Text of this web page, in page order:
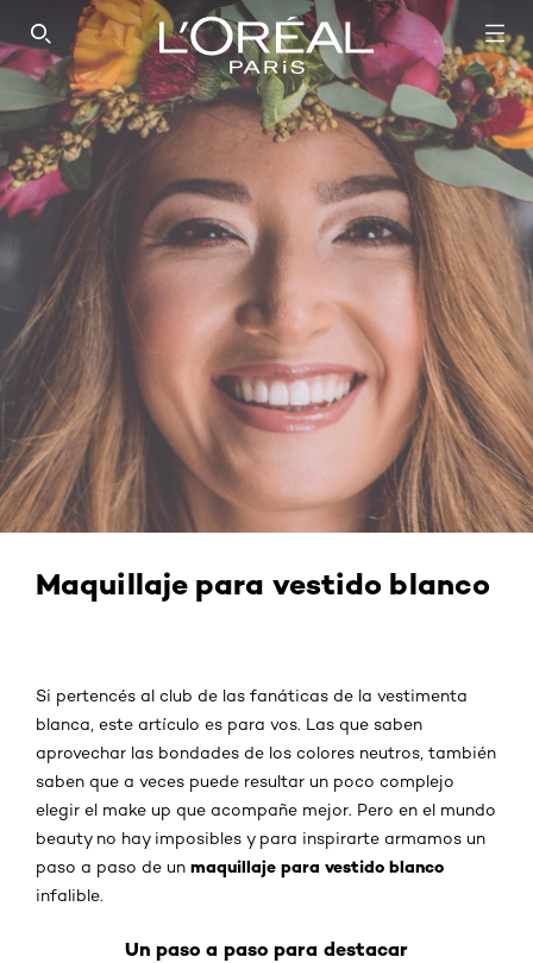
SEARCH THIS SITE
Maquillaje para vestido blanco
Si pertencés al club de las fanáticas de la vestimenta
blanca, este artículo es para vos. Las que saben
aprovechar las bondades de los colores neutros, también
saben que a veces puede resultar un poco complejo
elegir el make up que acompañe mejor. Pero en el mundo
beauty no hay imposibles y para inspirarte armamos un
paso a paso de un maquillaje para vestido blanco
infalible.
Un paso a paso para destacar